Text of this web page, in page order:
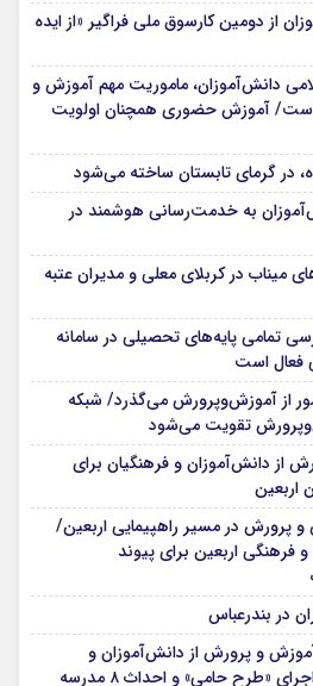
از دومین کارسوق ملی فراگیر «از ایده
دانش‌آموزان، ماموریت مهم آموزش و
آموزش حضوری همچنان اولویت
در گرمای تابستان ساخته می‌شود
به خدمت‌رسانی هوشمند در
میناب در کربلای معلی و مدیران عتبه
تمامی پایه‌های تحصیلی در سامانه
فعال است
از آموزش‌وپرورش می‌گذرد/ شبکه
تقویت می‌شود
از دانش‌آموزان و فرهنگیان برای
اربعین
و پرورش در مسیر راهپیمایی اربعین/
فرهنگی اربعین برای پیوند
در بندرعباس
و پرورش از دانش‌آموزان و
خانواده‌های شهدای میناب/ اجرای «طرح حامی» و احداث ۸ مدرسه